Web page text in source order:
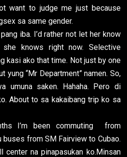
want to judge me just because
sa same gender.
iba. I’d rather not let her know
knows right now. Selective
kasi ako that time. Not just by one
yung “Mr Department” namen. So,
umuna saken. Hahaha. Pero di
About to sa kakaibang trip ko sa
I’m been commuting from
buses from SM Fairview to Cubao.
center na pinapasukan ko.Minsan